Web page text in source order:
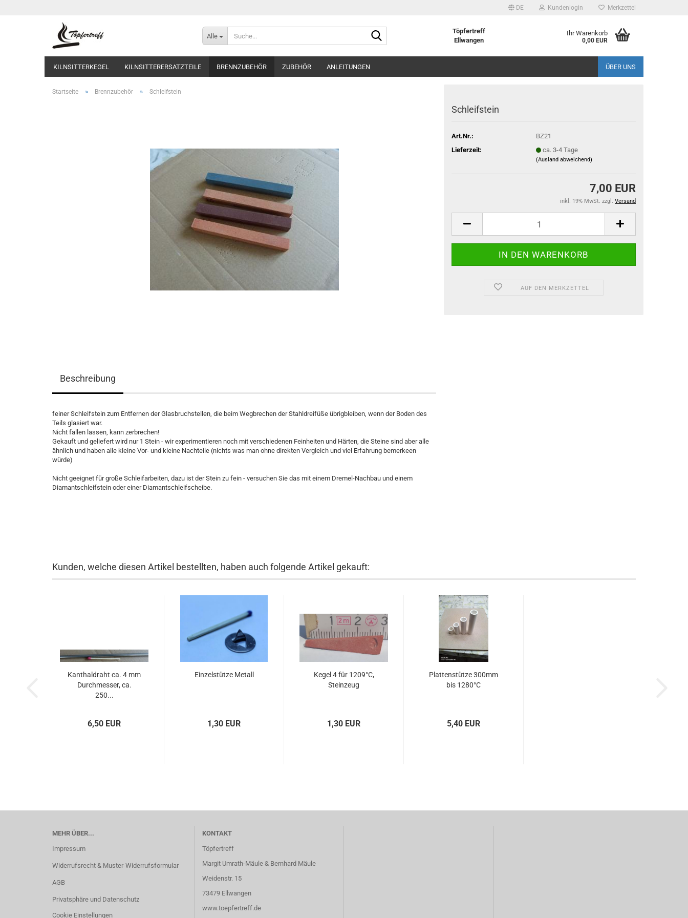
DE Kundenlogin Merkzettel
Alle
Töpfertreff
Ellwangen
Ihr Warenkorb
0,00 EUR
KILNSITTERKEGEL KILNSITTERERSATZTEILE BRENNZUBEHÖR ZUBEHÖR ANLEITUNGEN ÜBER UNS
Startseite » Brennzubehör » Schleifstein
Schleifstein
Art.Nr.:
BZ21
Lieferzeit:
ca. 3-4 Tage
(Ausland abweichend)
7,00 EUR
inkl. 19% MwSt. zzgl. Versand
AUF DEN MERKZETTEL
Beschreibung
feiner Schleifstein zum Entfernen der Glasbruchstellen, die beim Wegbrechen der Stahldreifüße übrigbleiben, wenn der Boden des
Teils glasiert war.
Nicht fallen lassen, kann zerbrechen!
Gekauft und geliefert wird nur 1 Stein - wir experimentieren noch mit verschiedenen Feinheiten und Härten, die Steine sind aber alle
ähnlich und haben alle kleine Vor- und kleine Nachteile (nichts was man ohne direkten Vergleich und viel Erfahrung bemerkeen
würde)
Nicht geeignet für große Schleifarbeiten, dazu ist der Stein zu fein - versuchen Sie das mit einem Dremel-Nachbau und einem
Diamantschleifstein oder einer Diamantschleifscheibe.
Kunden, welche diesen Artikel bestellten, haben auch folgende Artikel gekauft:
Kanthaldraht ca. 4 mm
Durchmesser, ca.
250...
6,50 EUR
Einzelstütze Metall
1,30 EUR
Kegel 4 für 1209°C,
Steinzeug
1,30 EUR
Plattenstütze 300mm
bis 1280°C
5,40 EUR
MEHR ÜBER...
Impressum
Widerrufsrecht & Muster-Widerrufsformular
AGB
Privatsphäre und Datenschutz
Cookie Einstellungen
KONTAKT
Töpfertreff
Margit Umrath-Mäule & Bernhard Mäule
Weidenstr. 15
73479 Ellwangen
www.toepfertreff.de